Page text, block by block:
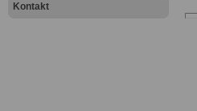
Kontakt